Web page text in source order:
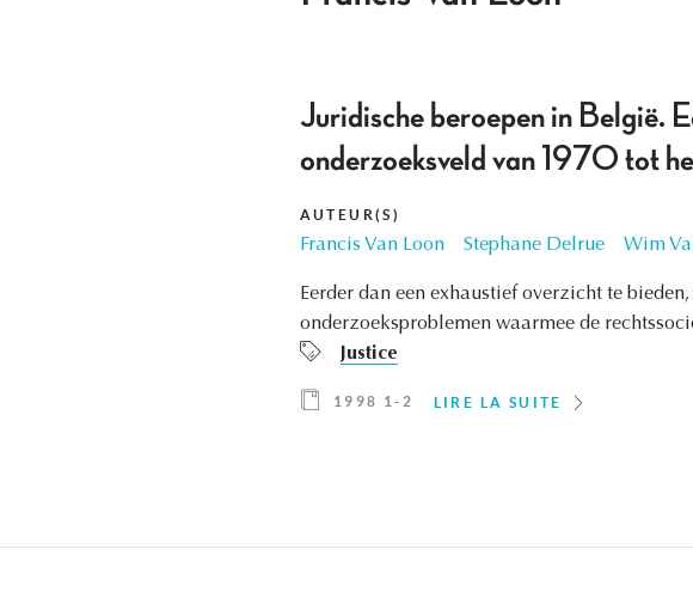
Juridische beroepen in België.
onderzoeksveld van 1970 tot
AUTEUR(S)
Francis Van Loon Stephane Delrue Wim
Eerder dan een exhaustief overzicht te
onderzoeksproblemen waarmee de
Justice
1998 1-2 LIRE LA SUITE